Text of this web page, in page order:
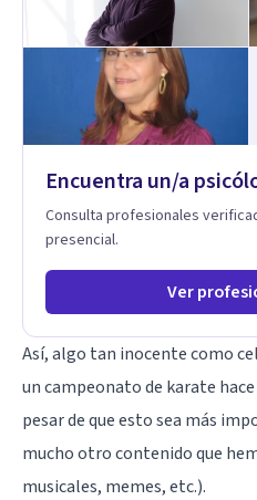
pero también hay momentos
situaciones que no te
diferentes? Pedir ayuda es el primer paso para encontrar
soluciones.
Encuentra un/a
Consulta profesionales
presencial.
Ver
Así, algo tan inocente como
un campeonato de karate
pesar de que esto sea más
mucho otro contenido que
musicales, memes, etc.).